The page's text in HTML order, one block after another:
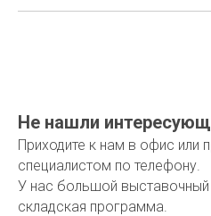
Не нашли
Приходите к нам в офис или
специалистом по телефону.
У нас большой
складская программа.